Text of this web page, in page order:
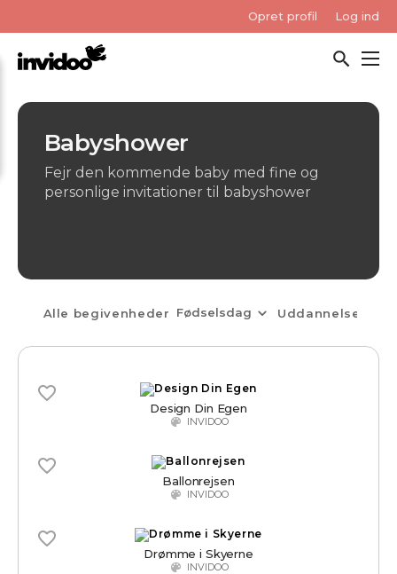
videre
indhold
Opret profil Log ind
Babyshower
Fejr den kommende baby med fine og
personlige invitationer til babyshower
Alle begivenheder Fødselsdag Uddannelse
Design Din Egen
INVIDOO
Ballonrejsen
INVIDOO
Drømme i Skyerne
INVIDOO